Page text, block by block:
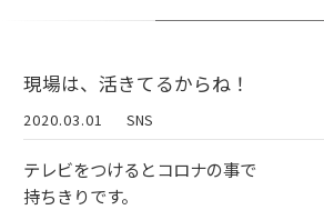
現場は、活きてるからね！
2020.03.01 SNS
テレビをつけるとコロナの事で
持ちきりです。